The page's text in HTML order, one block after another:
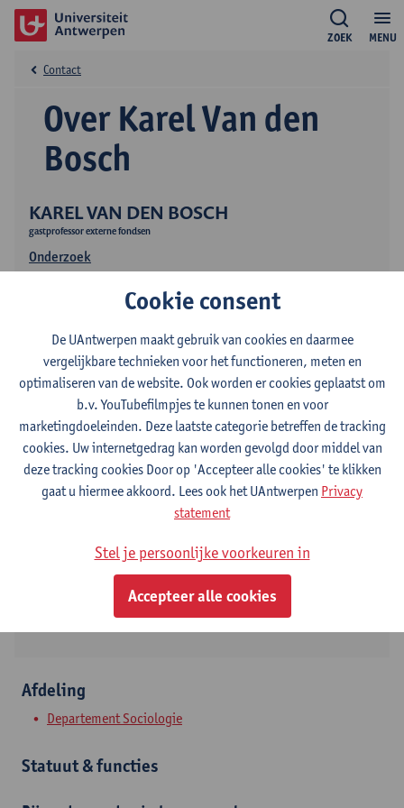
MENU
ZOEK
KAREL VAN DEN BOSCH
gastprofessor externe fondsen
Onderzoek
Over Karel Van den
Bosch
Contact
Contact
Stadscampus
+3232655556
Sint-Jacobstraat 2
2000 Antwerpen, BEL
Afdeling
Departement Sociologie
Statuut & functies
Cookie consent
De UAntwerpen maakt gebruik van cookies en daarmee
vergelijkbare technieken voor het functioneren, meten en
optimaliseren van de website. Ook worden er cookies geplaatst om
b.v. YouTubefilmpjes te kunnen tonen en voor
marketingdoeleinden. Deze laatste categorie betreffen de tracking
cookies. Uw internetgedrag kan worden gevolgd door middel van
deze tracking cookies Door op 'Accepteer alle cookies' te klikken
gaat u hiermee akkoord. Lees ook het UAntwerpen Privacy
statement
Stel je persoonlijke voorkeuren in
Accepteer alle cookies